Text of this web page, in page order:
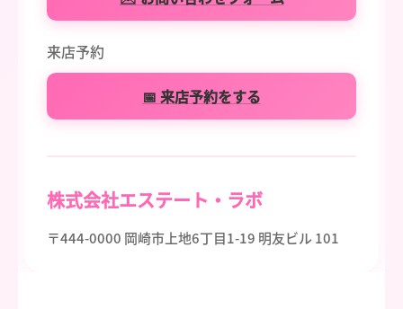
来店予約
📅 来店予約をする
株式会社エステート・ラボ
〒444-0000 岡崎市上地6丁目1-19 明友ビル 101